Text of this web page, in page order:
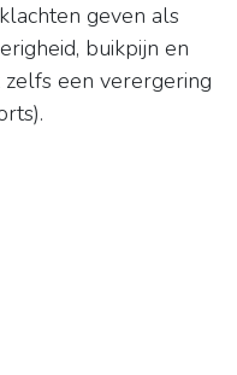
klachten geven als
buikpijn en
een verergering